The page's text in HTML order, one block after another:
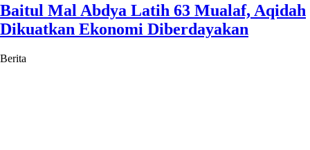
Baitul Mal Abdya Latih 63 Mualaf, Aqidah
Dikuatkan Ekonomi Diberdayakan
Berita